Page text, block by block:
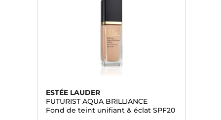
ESTÉE LAUDER
FUTURIST AQUA BRILLIANCE
Fond de teint unifiant & éclat SPF20